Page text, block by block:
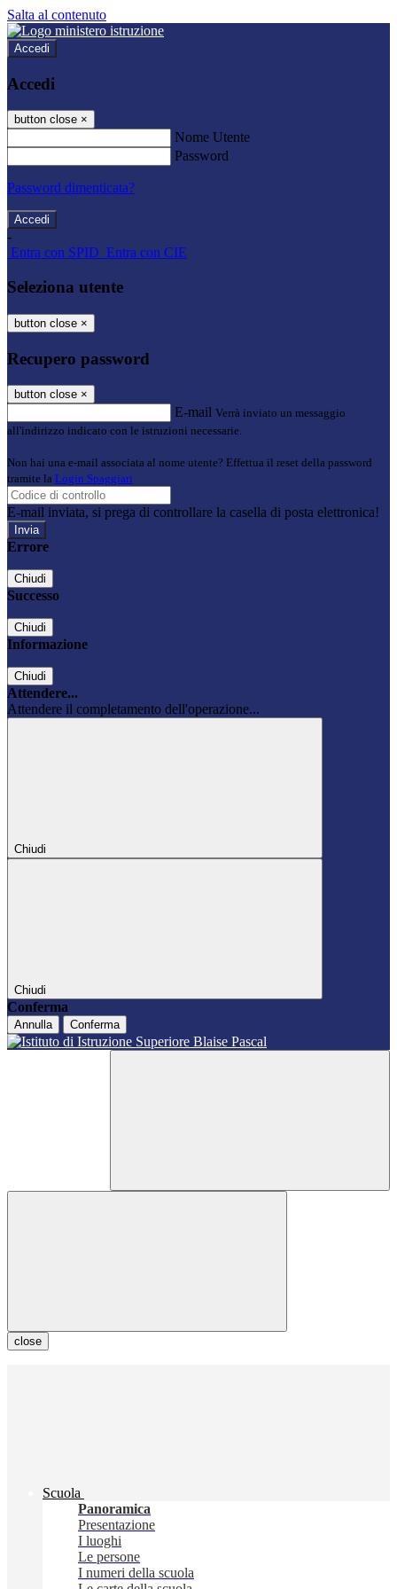
Salta al contenuto
Accedi
Accedi
button close ×
Nome Utente
Password
Password dimenticata?
-
Entra con SPID Entra con CIE
Seleziona utente
button close ×
Recupero password
button close ×
E-mail Verrà inviato un messaggio
all'indirizzo indicato con le istruzioni necessarie.
Non hai una e-mail associata al nome utente? Effettua il reset della password
tramite la Login Spaggiari
E-mail inviata, si prega di controllare la casella di posta elettronica!
Errore
Chiudi
Successo
Chiudi
Informazione
Chiudi
Attendere...
Attendere il completamento dell'operazione...
Chiudi
Chiudi
Conferma
Annulla Conferma
close
Scuola
Panoramica
Presentazione
I luoghi
Le persone
I numeri della scuola